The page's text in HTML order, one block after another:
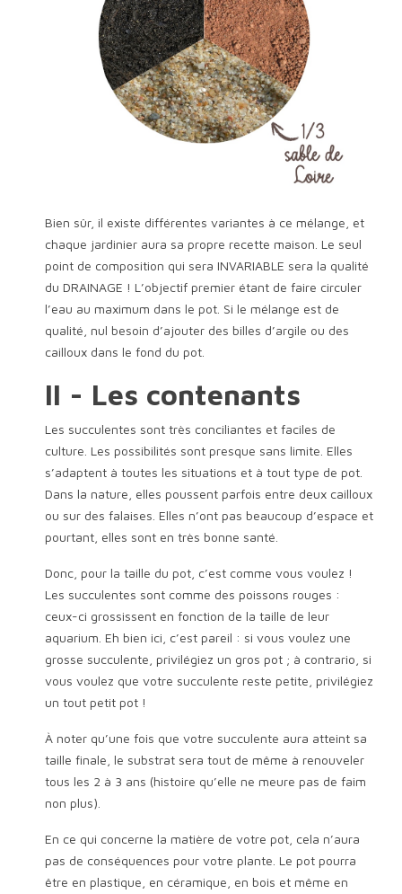
Bien sûr, il existe différentes variantes à ce mélange, et
chaque jardinier aura sa propre recette maison. Le seul
point de composition qui sera INVARIABLE sera la qualité
du DRAINAGE ! L’objectif premier étant de faire circuler
l’eau au maximum dans le pot. Si le mélange est de
qualité, nul besoin d’ajouter des billes d’argile ou des
cailloux dans le fond du pot.
II - Les contenants
Les succulentes sont très conciliantes et faciles de
culture. Les possibilités sont presque sans limite. Elles
s’adaptent à toutes les situations et à tout type de pot.
Dans la nature, elles poussent parfois entre deux cailloux
ou sur des falaises. Elles n’ont pas beaucoup d’espace et
pourtant, elles sont en très bonne santé.
Donc, pour la taille du pot, c’est comme vous voulez !
Les succulentes sont comme des poissons rouges :
ceux-ci grossissent en fonction de la taille de leur
aquarium. Eh bien ici, c’est pareil : si vous voulez une
grosse succulente, privilégiez un gros pot ; à contrario, si
vous voulez que votre succulente reste petite, privilégiez
un tout petit pot !
À noter qu’une fois que votre succulente aura atteint sa
taille finale, le substrat sera tout de même à renouveler
tous les 2 à 3 ans (histoire qu’elle ne meure pas de faim
non plus).
En ce qui concerne la matière de votre pot, cela n’aura
pas de conséquences pour votre plante. Le pot pourra
être en plastique, en céramique, en bois et même en